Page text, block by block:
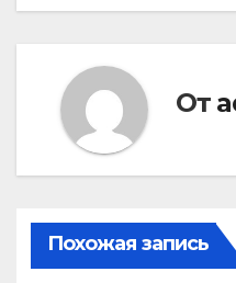
От
Похожая запись